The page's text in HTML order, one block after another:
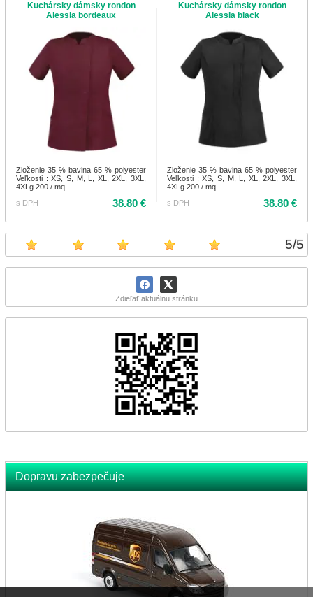
5/5
Zdieľať aktuálnu stránku
Dopravu zabezpečuje
Kuchársky dámsky rondon
Alessia bordeaux
Zloženie 35 % bavlna 65 % polyester
Veľkosti : XS, S, M, L, XL, 2XL, 3XL,
4XLg 200 / mq.
s DPH
38.80 €
Kuchársky dámsky rondon
Alessia black
Zloženie 35 % bavlna 65 % polyester
Veľkosti : XS, S, M, L, XL, 2XL, 3XL,
4XLg 200 / mq.
s DPH
38.80 €